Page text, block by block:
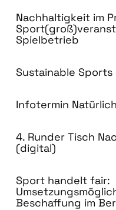
Nachhaltigkeit im
Spielbetrieb
Sustainable Sports
Infotermin
4. Runder Tisch
(digital)
Sport handelt fair:
Beschaffung im